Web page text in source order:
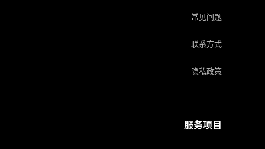
常见问题
联系方式
隐私政策
服务项目